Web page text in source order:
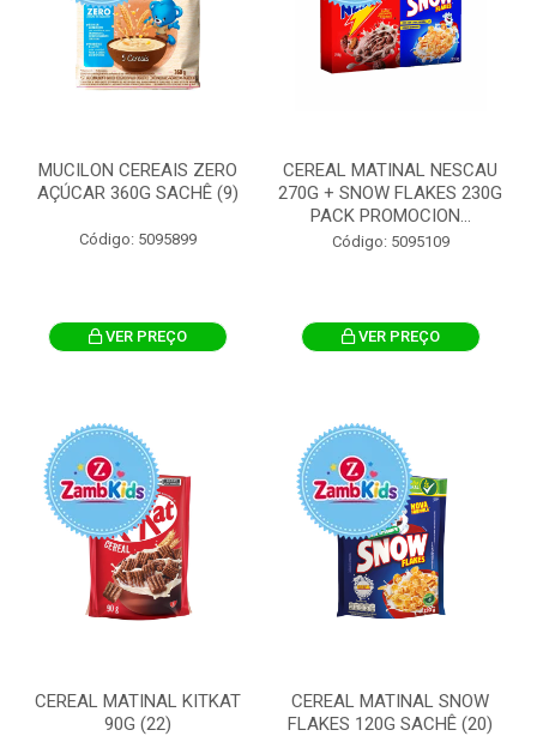
MUCILON CEREAIS ZERO
AÇÚCAR 360G SACHÊ (9)
Código: 5095899
VER PREÇO
CEREAL MATINAL NESCAU
270G + SNOW FLAKES 230G
PACK PROMOCION...
Código: 5095109
VER PREÇO
CEREAL MATINAL KITKAT
90G (22)
CEREAL MATINAL SNOW
FLAKES 120G SACHÊ (20)